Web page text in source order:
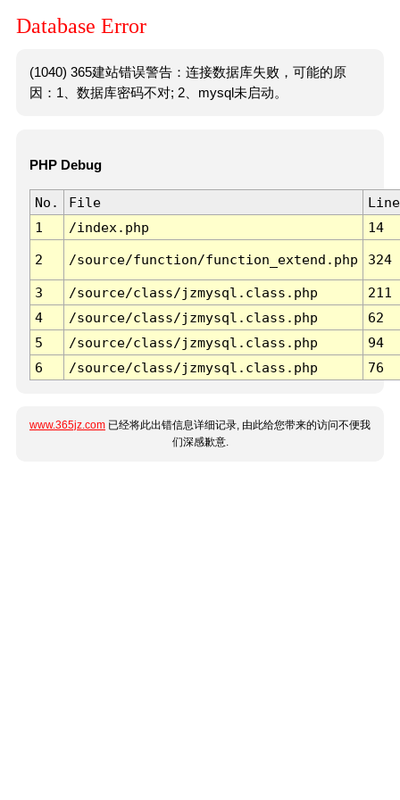
Database Error
(1040) 365建站错误警告：连接数据库失败，可能的原
因：1、数据库密码不对; 2、mysql未启动。
PHP Debug
No. File
Line
1
/index.php 14
2 /source/function/function_extend.php 324
3 /source/class/jzmysql.class.php
211
4
/source/class/jzmysql.class.php
62
5
/source/class/jzmysql.class.php
94
6
/source/class/jzmysql.class.php 76
www.365jz.com 已经将此出错信息详细记录, 由此给您带来的访问不便我
们深感歉意.